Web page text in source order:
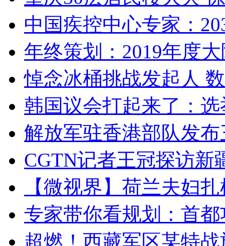
中国疾控中心专家：
年终策划：2019年度
悼念冰桶挑战发起人
韩国议会打起来了：
解放军驻香港部队发
CGTN记者王冠探访新
【微视界】荷兰夫妇
专家带你看规划：首
超燃！西藏军区某特